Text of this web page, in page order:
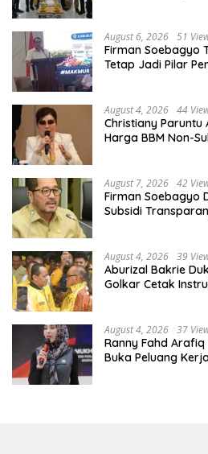
August 6, 2026 51
Firman Soebagyo
Tetap Jadi Pilar
August 4, 2026 44
Christiany Paruntu
Harga BBM Non-
August 7, 2026 42
Firman Soebagyo
Subsidi
August 4, 2026 39
Aburizal Bakrie
Golkar Cetak
August 4, 2026 37
Ranny Fahd
Buka Peluang